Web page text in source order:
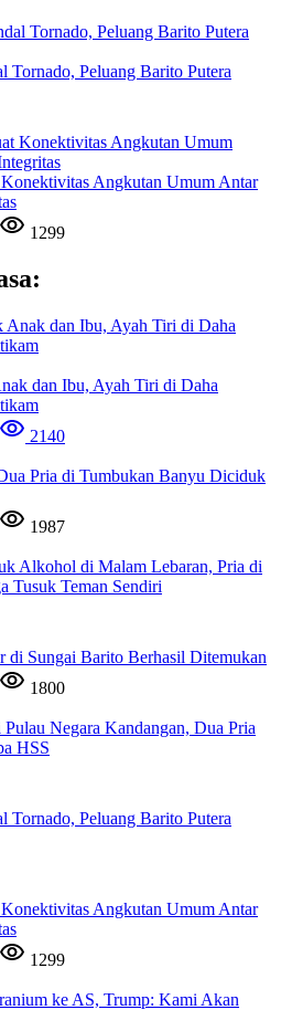
Tornado, Peluang Barito Putera
Angkutan Umum Antar
1299
dan Ibu, Ayah Tiri di Daha
2140
Pria di Tumbukan Banyu Diciduk
1987
Alkohol di Malam Lebaran, Pria di
Tusuk Teman Sendiri
di Sungai Barito Berhasil Ditemukan
1800
Negara Kandangan, Dua Pria
HSS
Tornado, Peluang Barito Putera
Angkutan Umum Antar
1299
ke AS, Trump: Kami Akan